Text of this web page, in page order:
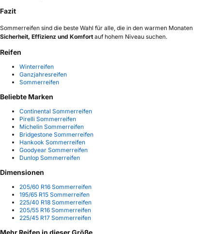
Fazit
Sommerreifen sind die beste Wahl für alle, die in den warmen Monaten
Sicherheit, Effizienz und Komfort auf hohem Niveau suchen.
Reifen
Winterreifen
Ganzjahresreifen
Sommerreifen
Beliebte Marken
Continental Sommerreifen
Pirelli Sommerreifen
Michelin Sommerreifen
Bridgestone Sommerreifen
Hankook Sommerreifen
Goodyear Sommerreifen
Dunlop Sommerreifen
Dimensionen
205/60 R16 Sommerreifen
195/65 R15 Sommerreifen
225/40 R18 Sommerreifen
205/55 R16 Sommerreifen
225/45 R17 Sommerreifen